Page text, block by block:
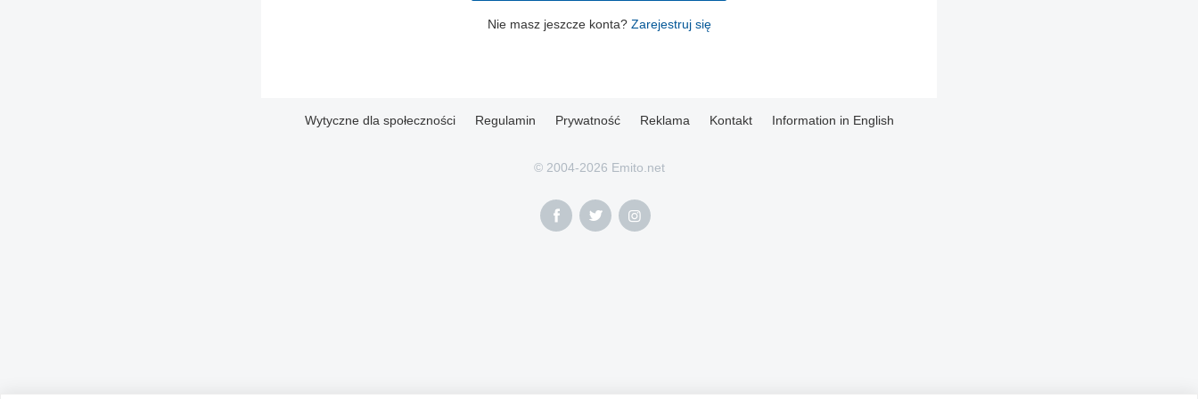
Nie masz jeszcze konta? Zarejestruj się
Wytyczne dla społeczności Regulamin Prywatność Reklama Kontakt Information in English
© 2004-2026 Emito.net